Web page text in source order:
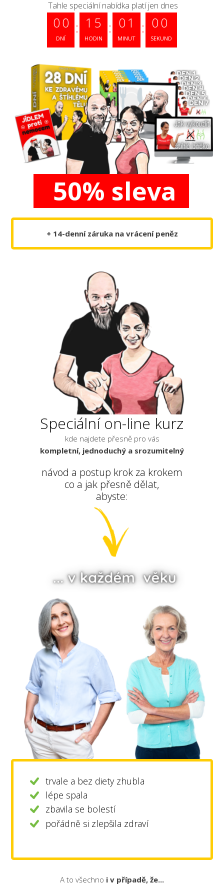
Tahle speciální nabídka platí jen dnes
00
DNÍ
1 5
HODIN
0 0
MINUT
59
SEKUND
50% sleva
+ 14-denní záruka na vrácení peněz
Speciální on-line kurz
kde najdete přesně pro vás
kompletní, jednoduchý a srozumitelný
návod a postup krok za krokem
co a jak přesně dělat,
abyste:
trvale a bez diety zhubla
lépe spala
zbavila se bolestí
pořádně si zlepšila zdraví
A to všechno i v případě, že...